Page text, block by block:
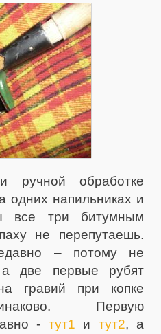
ручной обработке
одних напильниках и
все три битумным
не перепутаешь.
– потому не
две первые рубят
гравий при копке
Первую
- тут1 и тут2, а